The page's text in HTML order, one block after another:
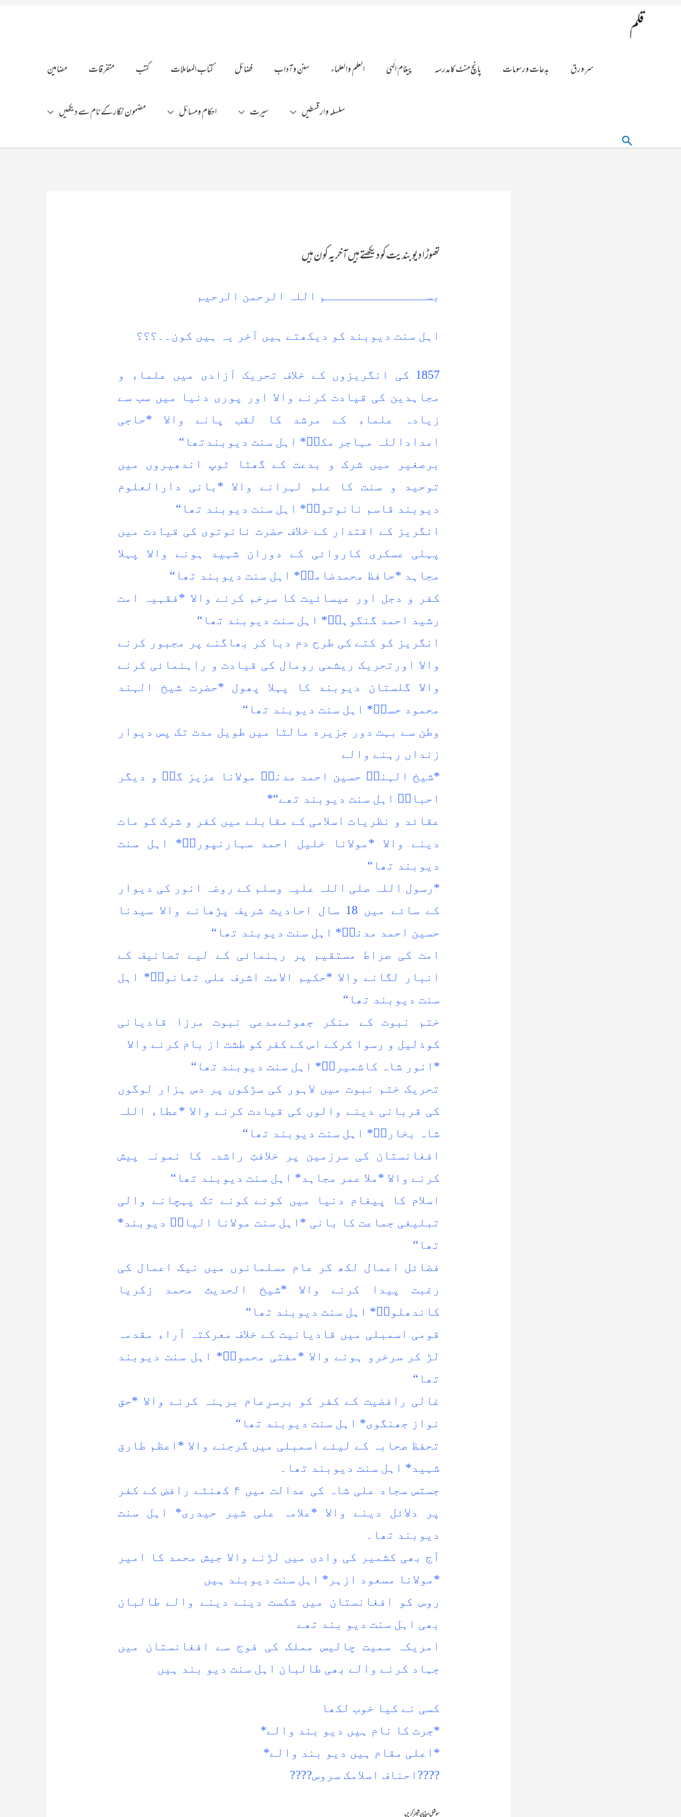
قلم
سر ورق بدعات ورسومات پانچ منٹ کا مدرسہ پیغام الٰہی العلم والعلماء سنن وآداب فضائل کتاب المعاملات کتب متفرقات مضامین
سلسلہ وار قسطیں سیرت احکام ومسائل مضمون نگار کے نام سے دیکھیں
تلاش
تھوڑا دیوبندیت کو دیکھتے ہیں آخر یہ کون ہیں
بســــــــــــــم اللہ الرحمن الرحیم
اہل سنت دیوبند کو دیکھتے ہیں آخر یہ ہیں کون۔۔؟؟؟
‌‏1857 کی انگریزوں کے خلاف تحریک آزادی میں علماء و
مجاہدین کی قیادت کرنے والا اور پوری دنیا میں سب سے
زیادہ علماء کے مرشد کا لقب پانے والا *حاجی
امداداللہ مہاجر مکیؒ* اہل سنت دیوبندتھا“
برصغیر میں شرک و بدعت کے گھٹا ٹوپ اندھیروں میں
توحید و سنت کا علم لہرانے والا *بانی دارالعلوم
دیوبند قاسم نانوتویؒ* اہل سنت دیوبند تھا“
‏انگریز کے اقتدار کے خلاف حضرت نانوتوی کی قیادت میں
پہلی عسکری کاروائی کے دوران شہید ہونے والا پہلا
مجاہد *حافظ محمدضامنؒ* اہل سنت دیوبند تھا“
کفر و دجل اور عیسائیت کا سرخم کرنے والا *فقہیہ امت
رشید احمد گنگوہیؒ* اہل سنت دیوبند تھا“
انگریز کو کتے کی طرح دم دبا کر بھاگنے پر مجبور کرنے
والا اورتحریک ریشمی رومال کی قیادت و راہنمائی کرنے
والا گلستان دیوبند کا پہلا پھول *حضرت شیخ الہند
محمود حسنؒ* اہل سنت دیوبند تھا“
وطن سے بہت دور جزیره مالٹا میں طویل مدت تک پس دیوار
زنداں رہنے والے
*شیخ الہندؒ حسین احمد مدنیؒ مولانا عزیز گلؒ و دیگر
احبابؒ اہل سنت دیوبند تھے“*
عقائد و نظریات اسلامی کے مقابلے میں کفر و شرک کو مات
دینے والا *مولانا خلیل احمد سہارنپوریؒ* اہل سنت
دیوبند تھا“
*‏رسول اللہ صلی اللہ علیہ وسلم کے روضہ انور کی دیوار
کے سائے میں 18 سال احادیث شریف پڑھانے والا سیدنا
حسین احمد مدنیؒ* اہل سنت دیوبند تھا“
امت کی صراط مستقیم پر رہنمائی کے لیے تصانیف کے
انبار لگانے والا *حکیم الامت اشرف علی تھانویؒ* اہل
سنت دیوبند تھا“
‏ختم نبوت کے منکر جھوٹےمدعی نبوت مرزا قادیانی
کوذلیل و رسوا کرکے اس کے کفر کو طشت از بام کرنے والا
*انور شاہ کاشمیریؒ* اہل سنت دیوبند تھا“
تحریک ختم نبوت میں لاہور کی سڑکوں پر دس ہزار لوگوں
کی قربانی دینے والوں کی قیادت کرنے والا *عطاء اللہ
شاہ بخاریؒ* اہل سنت دیوبند تھا“
افغانستان کی سرزمین پر خلافتِ راشدہ کا نمونہ پیش
کرنے والا *ملا عمر مجاہد* اہل سنت دیوبند تھا“
اسلام کا پیغام دنیا میں کونے کونے تک پہچانے والی
تبلیغی جماعت کا بانی *اہل سنت مولانا الیاسؒ دیوبند*
تھا“
فضائل اعمال لکھ کر عام مسلمانوں میں نیک اعمال کی
رغبت پیدا کرنے والا *شیخ الحدیث محمد زکریا
کاندھلویؒ* اہل سنت دیوبند تھا“
قومی اسمبلی میں قادیانیت کے خلاف معرکتہ آراء مقدمہ
لڑ کر سرخرو ہونے والا *مفتی محمودؒ* اہل سنت دیوبند
تھا“
غالی رافضیت کے کفر کو برسرِعام برہنہ کرنے والا *حق
نواز جھنگوی* اہل سنت دیوبند تھا“
تحفظ صحابہ کے لیئے اسمبلی میں گرجنے والا *اعظم طارق
شہید* اہل سنت دیوبند تھا۔
جستس سجاد علی شاہ کی عدالت میں ۴ کھنٹے رافض کے کفر
پر دلائل دینے والا *علامہ علی شیر حیدری* اہل سنت
دیوبند تھا۔
آج بھی کشمیر کی وادی میں لڑنے والا جیش محمد کا امیر
*مولانا مسعود ازہر* اہل سنت دیوبند ہیں
روس کو افغانستان میں شکست دینے دینے والے طالبان
بھی اہل سنت دیو بند تھے
امریکہ سمیت چالیس مملک کی فوج سے افغانستان میں
جہاد کرنے والے بھی طالبان اہل سنت دیو بند ہیں
کسی نے کیا خوب لکھا
*جرت کا نام ہیں دیو بند والے*
*اعلی مقام ہیں دیو بند والے*
????احناف اسلامک سروس????
سوشل میڈیا پر شیئر کریں